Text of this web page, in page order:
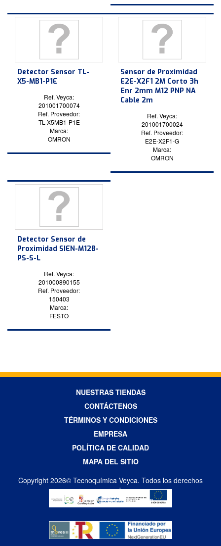
Detector Sensor TL-
X5-MB1-P1E
Ref. Veyca:
201001700074
Ref. Proveedor:
TL-X5MB1-P1E
Marca:
OMRON
Sensor de Proximidad
E2E-X2F1 2M Corto 3h
Enr 2mm M12 PNP NA
Cable 2m
Ref. Veyca:
201001700024
Ref. Proveedor:
E2E-X2F1-G
Marca:
OMRON
Detector Sensor de
Proximidad SIEN-M12B-
PS-S-L
Ref. Veyca:
201000890155
Ref. Proveedor:
150403
Marca:
FESTO
NUESTRAS TIENDAS
CONTÁCTENOS
TÉRMINOS Y CONDICIONES
EMPRESA
POLÍTICA DE CALIDAD
MAPA DEL SITIO
Copyright 2026© Tecnoquímica Veyca. Todos los derechos
reservados
Diseño Web por Difadi.com